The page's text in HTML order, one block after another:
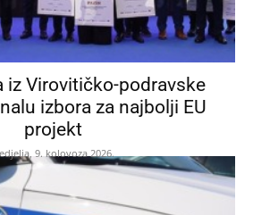
iz Virovitičko-podravske
izbora za najbolji EU
projekt
9. kolovoza 2026.